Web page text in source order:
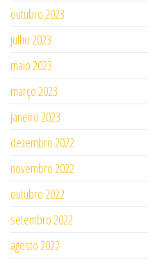
outubro 2023
julho 2023
maio 2023
março 2023
janeiro 2023
dezembro 2022
novembro 2022
outubro 2022
setembro 2022
agosto 2022